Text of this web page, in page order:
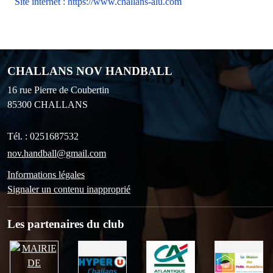
CHALLANS NOV HANDBALL
16 rue Pierre de Coubertin
85300 CHALLANS
Tél. : 0251687532
nov.handball@gmail.com
Informations légales
Signaler un contenu inapproprié
Les partenaires du club